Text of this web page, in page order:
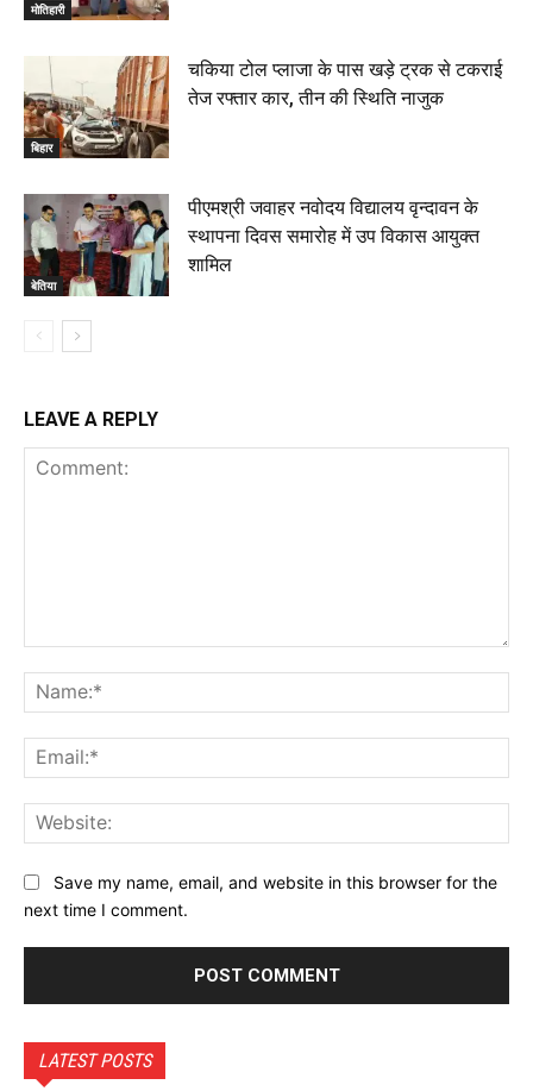
मोतिहारी
बिहार
चकिया टोल प्लाजा के पास खड़े ट्रक से टकराई
तेज रफ्तार कार, तीन की स्थिति नाजुक
बेतिया
पीएमश्री जवाहर नवोदय विद्यालय वृन्दावन के
स्थापना दिवस समारोह में उप विकास आयुक्त
शामिल
LEAVE A REPLY
Save my name, email, and website in this browser for the
next time I comment.
LATEST POSTS